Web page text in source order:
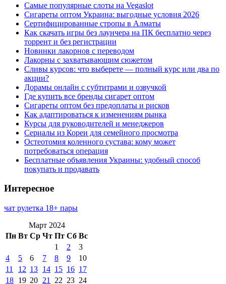
Самые популярные слоты на Vegaslot
Сигареты оптом Украина: выгодные условия 2026
Сертифицированные стропы в Алматы
Как скачать игры без лаунчера на ПК бесплатно через
торрент и без регистрации
Новинки лакорнов с переводом
Лакорны с захватывающим сюжетом
Сливы курсов: что выберете — полный курс или два по
акции?
Дорамы онлайн с субтитрами и озвучкой
Где купить все бренды сигарет оптом
Сигареты оптом без предоплаты и рисков
Как адаптироваться к изменениям рынка
Курсы для руководителей и менеджеров
Сериалы из Кореи для семейного просмотра
Остеотомия коленного сустава: кому может
потребоваться операция
Бесплатные объявления Украины: удобный способ
покупать и продавать
Интересное
чат рулетка 18+ пары
Март 2024
Пн Вт Ср Чт Пт Сб Вс
1
2
3
4
5 6 7 8 9
10
11
12 13 14 15 16 17
18 19 20 21 22 23 24